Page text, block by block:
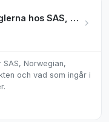
Handbagaget 2026 – reglerna hos SAS, Norwegian & mer
Norwegian,
och vad som ingår i